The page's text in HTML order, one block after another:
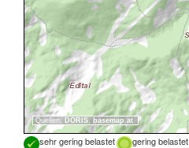
Quellen: DORIS, basemap.at
sehr gering belastet gering belastet